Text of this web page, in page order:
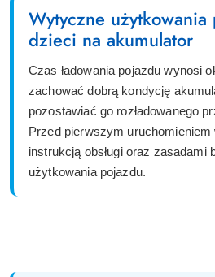
Wytyczne
dzieci na akumulator
Czas ładowania pojazdu wynosi
zachować dobrą kondycję
pozostawiać go rozładowanego
Przed pierwszym
instrukcją obsługi oraz zasadami
użytkowania pojazdu.